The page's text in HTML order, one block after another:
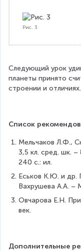
Рис. 3
Следующий урок
планеты принято
строении и отличиях.
Список
Мельчаков Л.Ф.,
3,5 кл. сред. шк.
240 с.: ил.
Еськов К.Ю. и др.
Вахрушева А.А. –
Овчарова Е.Н.
век.
Дополнительные